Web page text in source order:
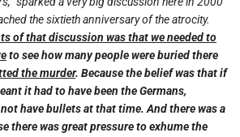
the sixtieth anniversary of the atrocity.
of that discussion was that we needed to
to see how many people were buried there
the murder. Because the belief was that if
it had to have been the Germans,
have bullets at that time. And there was a
there was great pressure to exhume the